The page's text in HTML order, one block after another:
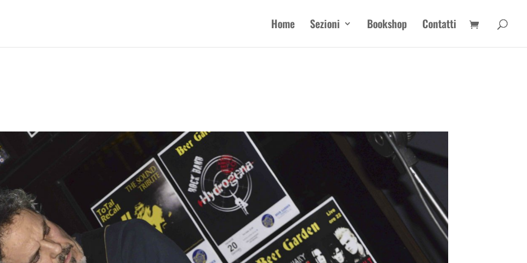
Home Sezioni Bookshop Contatti